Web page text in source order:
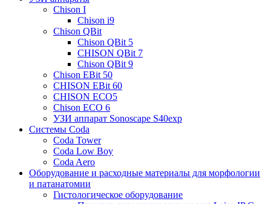
Chison I
Chison i9
Chison QBit
Chison QBit 5
CHISON QBit 7
Chison QBit 9
Chison EBit 50
CHISON EBit 60
CHISON ECO5
Chison ECO 6
УЗИ аппарат Sonoscape S40exp
Системы Coda
Coda Tower
Coda Low Boy
Coda Aero
Оборудование и расходные материалы для морфологии
и патанатомии
Гистологическое оборудование